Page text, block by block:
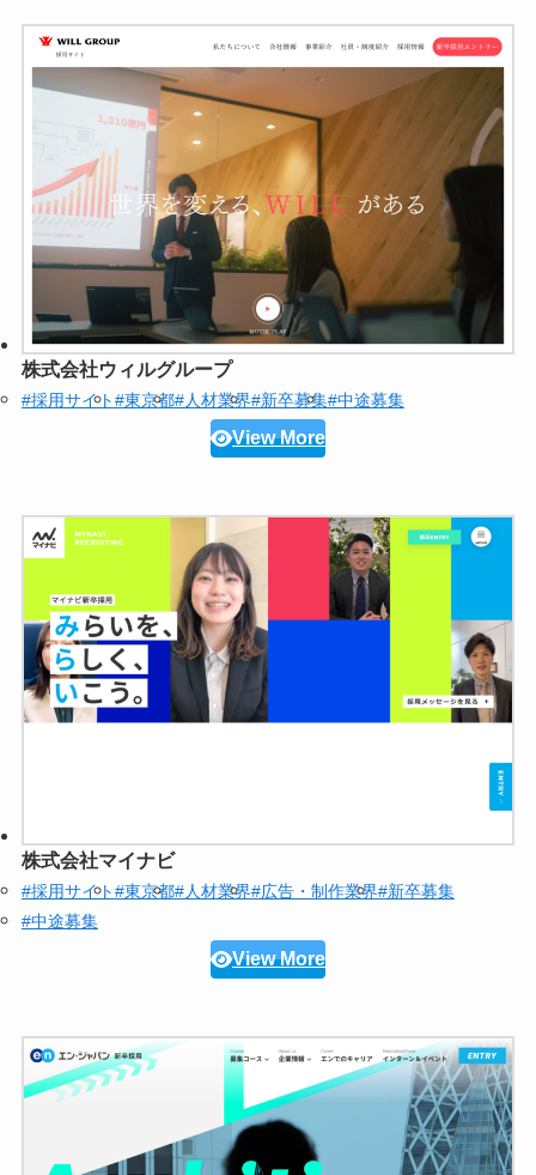
株式会社ウィルグループ
#採用サイト#東京都#人材業界#新卒募集#中途募集
View More
株式会社マイナビ
#採用サイト#東京都#人材業界#広告・制作業界#新卒募集
#中途募集
View More